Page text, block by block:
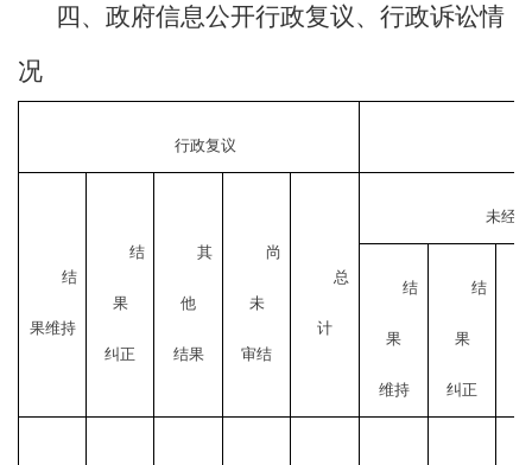
四、政府信息公开行政复议、行政诉讼情
况
行政复议
结
果维持
结
果
纠正
其
他
结果
尚
未
审结
总
计
未经
结
果
维持
结
果
纠正